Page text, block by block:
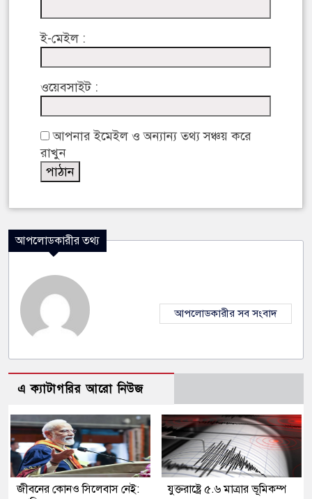
ই-মেইল :
ওয়েবসাইট :
আপনার ইমেইল ও অন্যান্য তথ্য সঞ্চয় করে
রাখুন
আপলোডকারীর তথ্য
আপলোডকারীর সব সংবাদ
এ ক্যাটাগরির আরো নিউজ
জীবনের কোনও সিলেবাস নেই:
যুক্তরাষ্ট্রে ৫.৬ মাত্রার ভূমিকম্প